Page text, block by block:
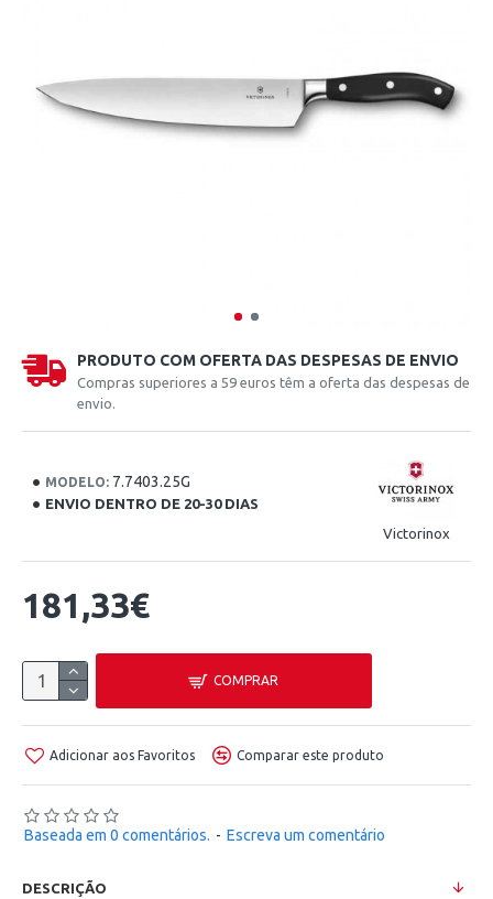
PRODUTO COM OFERTA DAS DESPESAS DE ENVIO
Compras superiores a 59 euros têm a oferta das despesas de
envio.
MODELO: 7.7403.25G
ENVIO DENTRO DE 20-30 DIAS
Victorinox
Baseada em 0 comentários. - Escreva um comentário
181,33€
COMPRAR
Adicionar aos Favoritos Comparar este produto
DESCRIÇÃO